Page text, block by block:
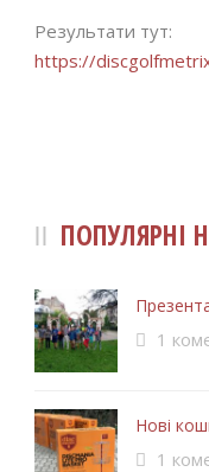
Результати тут:
https://
ПОПУЛЯРНІ
1
Нові
1